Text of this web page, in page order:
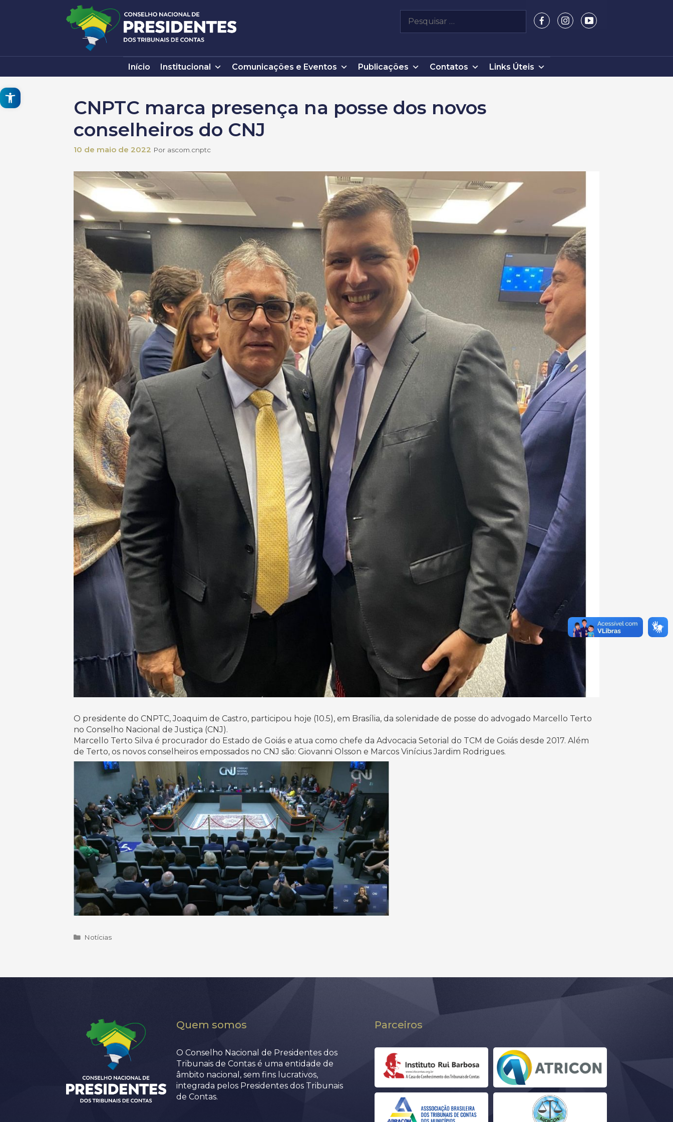
Open toolbar
por:
Início Institucional Comunicações e Eventos Publicações Contatos Links Úteis
CNPTC marca presença na posse dos novos
conselheiros do CNJ
10 de maio de 2022 Por ascom.cnptc
O presidente do CNPTC, Joaquim de Castro, participou hoje (10.5), em Brasília, da solenidade de posse do advogado Marcello Terto
no Conselho Nacional de Justiça (CNJ).
Marcello Terto Silva é procurador do Estado de Goiás e atua como chefe da Advocacia Setorial do TCM de Goiás desde 2017. Além
de Terto, os novos conselheiros empossados no CNJ são: Giovanni Olsson e Marcos Vinícius Jardim Rodrigues.
Categorias
Notícias
Quem somos
O Conselho Nacional de Presidentes dos
Tribunais de Contas é uma entidade de
âmbito nacional, sem fins lucrativos,
integrada pelos Presidentes dos Tribunais
de Contas.
Parceiros